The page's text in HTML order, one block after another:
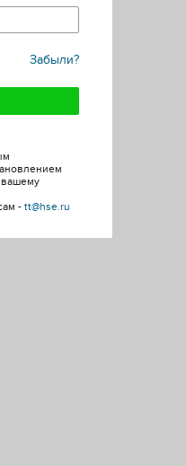
Забыли?
вашему
- tt@hse.ru